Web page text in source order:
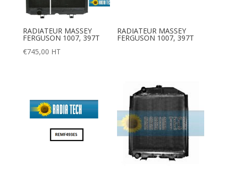
RADIATEUR MASSEY
FERGUSON 1007, 397T
€745,00 HT
RADIATEUR MASSEY
FERGUSON 1007, 397T